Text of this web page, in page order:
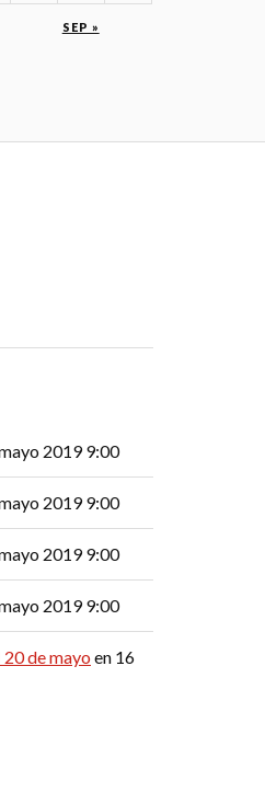
SEP »
2019 9:00
2019 9:00
2019 9:00
2019 9:00
de mayo en 16